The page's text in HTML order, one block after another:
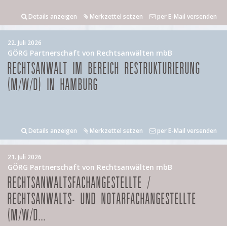
Details anzeigen Merkzettel setzen per E-Mail versenden
22. Juli 2026
GÖRG Partnerschaft von Rechtsanwälten mbB
RECHTSANWALT IM BEREICH RESTRUKTURIERUNG
(M/W/D) IN HAMBURG
Details anzeigen Merkzettel setzen per E-Mail versenden
21. Juli 2026
GÖRG Partnerschaft von Rechtsanwälten mbB
RECHTSANWALTSFACHANGESTELLTE /
RECHTSANWALTS- UND NOTARFACHANGESTELLTE
(M/W/D...